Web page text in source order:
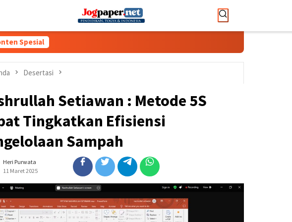
Spesial
Desertasi
Setiawan : Metode 5S
Tingkatkan Efisiensi
Sampah
Heri Purwata
11 Maret 2025